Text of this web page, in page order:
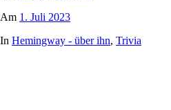
Am 1. Juli 2023
In Hemingway - über ihn, Trivia